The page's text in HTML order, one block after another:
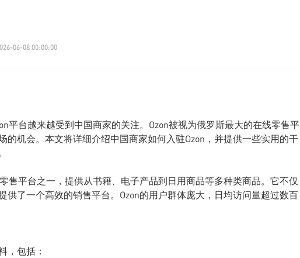
06-08 00:00:00
平台越来越受到中国商家的关注。Ozon被视为俄罗斯最大的在线零售平
的机会。本文将详细介绍中国商家如何入驻Ozon，并提供一些实用的干
售平台之一，提供从书籍、电子产品到日用商品等多种类商品。它不仅
供了一个高效的销售平台。Ozon的用户群体庞大，日均访问量超过数百
，包括：